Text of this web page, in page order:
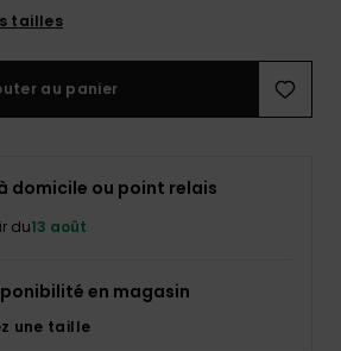
tailles
au panier
domicile ou point relais
du13 août
en magasin
une taille